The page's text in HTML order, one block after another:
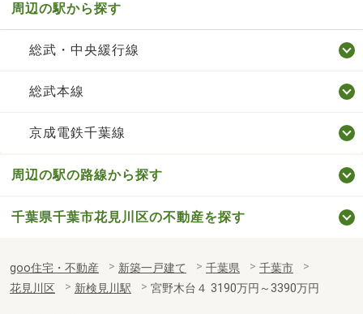
周辺の駅から探す
総武・中央緩行線
総武本線
京成電鉄千葉線
周辺の駅の路線から探す
千葉県千葉市花見川区の不動産を探す
goo住宅・不動産 新築一戸建て 千葉県
千葉市
花見川区
新検見川駅 宮野木台４ 3190万円～3390万円